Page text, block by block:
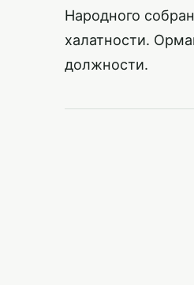
Народного
халатности.
должности.